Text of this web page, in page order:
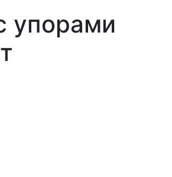
упорами